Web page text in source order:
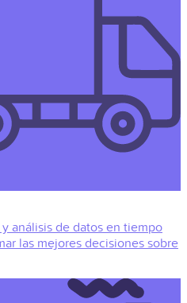
análisis de datos en tiempo
las mejores decisiones sobre